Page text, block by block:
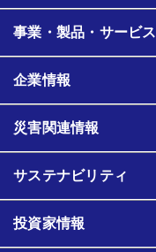
事業・製品・サービス
企業情報
災害関連情報
サステナビリティ
投資家情報